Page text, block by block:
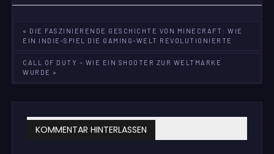
Beitragsnavigation
« DIE FASZINIERENDE GESCHICHTE VON MINECRAFT: WIE
EIN INDIE-SPIEL DIE GAMING-WELT REVOLUTIONIERTE
CALL OF DUTY – WIE EIN SHOOTER ZUR WELTMARKE
WURDE »
KOMMENTAR HINTERLASSEN